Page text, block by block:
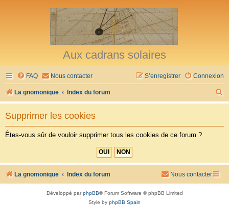
Aux cadrans solaires
FAQ Nous contacter Connexion
S’enregistrer
La gnomonique Index du forum
e
h
Supprimer les cookies
Êtes-vous sûr de vouloir supprimer tous les cookies de ce forum ?
La gnomonique Index du forum Nous contacter
Développé parphpBB® Forum Software © phpBB Limited
Style by phpBB Spain